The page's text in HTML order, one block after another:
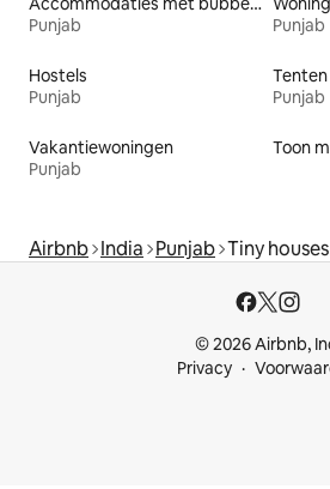
Punjab
Punjab
Hostels
Punjab
Tenten
Punjab
Vakantiewoningen
Punjab
Toon
Airbnb India Punjab Tiny houses
© 2026 Airbnb,
Privacy